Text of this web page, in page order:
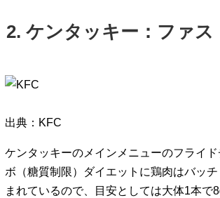
2. ケンタッキー：ファ
出典：KFC
ケンタッキーのメインメニューのフライ
ボ（糖質制限）ダイエットに鶏肉はバッ
まれているので、目安としては大体1本